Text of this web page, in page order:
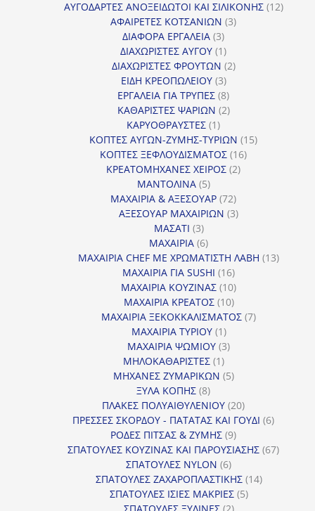
προϊόντα
ΑΥΓΟΔΑΡΤΕΣ ΑΝΟΞΕΙΔΩΤΟΙ ΚΑΙ ΣΙΛΙΚΟΝΗΣ 1212
ΑΦΑΙΡΕΤΕΣ ΚΟΤΣΑΝΙΩΝ 33
ΔΙΑΦΟΡΑ ΕΡΓΑΛΕΙΑ 33
προϊόντα
ΔΙΑΧΩΡΙΣΤΕΣ ΑΥΓΟΥ 11
προϊόν
ΔΙΑΧΩΡΙΣΤΕΣ ΦΡΟΥΤΩΝ 22
ΕΙΔΗ ΚΡΕΟΠΩΛΕΙΟΥ 33
προϊόντα
ΕΡΓΑΛΕΙΑ ΓΙΑ ΤΡΥΠΕΣ 88
προϊόντα
ΚΑΘΑΡΙΣΤΕΣ ΨΑΡΙΩΝ 22
ΚΑΡΥΟΘΡΑΥΣΤΕΣ 11
προϊόν
ΚΟΠΤΕΣ ΑΥΓΩΝ-ΖΥΜΗΣ-ΤΥΡΙΩΝ 1515
ΚΟΠΤΕΣ ΞΕΦΛΟΥΔΙΣΜΑΤΟΣ 1616
ΚΡΕΑΤΟΜΗΧΑΝΕΣ ΧΕΙΡΟΣ 22
ΜΑΝΤΟΛΙΝΑ 55
προϊόντα
ΜΑΧΑΙΡΙΑ & ΑΞΕΣΟΥΑΡ 7272
προϊόντα
ΑΞΕΣΟΥΑΡ ΜΑΧΑΙΡΙΩΝ 33
ΜΑΣΑΤΙ 33
προϊόντα
ΜΑΧΑΙΡΙΑ 66
προϊόντα
ΜΑΧΑΙΡΙΑ CHEF ΜΕ ΧΡΩΜΑΤΙΣΤΗ ΛΑΒΗ 1313
ΜΑΧΑΙΡΙΑ ΓΙΑ SUSHI 1616
προϊόντα
ΜΑΧΑΙΡΙΑ ΚΟΥΖΙΝΑΣ 1010
προϊόντα
ΜΑΧΑΙΡΙΑ ΚΡΕΑΤΟΣ 1010
προϊόντα
ΜΑΧΑΙΡΙΑ ΞΕΚΟΚΚΑΛΙΣΜΑΤΟΣ 77
ΜΑΧΑΙΡΙΑ ΤΥΡΙΟΥ 11
προϊόν
ΜΑΧΑΙΡΙΑ ΨΩΜΙΟΥ 33
ΜΗΛΟΚΑΘΑΡΙΣΤΕΣ 11
προϊόν
ΜΗΧΑΝΕΣ ΖΥΜΑΡΙΚΩΝ 55
ΞΥΛΑ ΚΟΠΗΣ 88
προϊόντα
ΠΛΑΚΕΣ ΠΟΛΥΑΙΘΥΛΕΝΙΟΥ 2020
προϊόντα
ΠΡΕΣΣΕΣ ΣΚΟΡΔΟΥ - ΠΑΤΑΤΑΣ ΚΑΙ ΓΟΥΔΙ 66
ΡΟΔΕΣ ΠΙΤΣΑΣ & ΖΥΜΗΣ 99
προϊόντα
ΣΠΑΤΟΥΛΕΣ ΚΟΥΖΙΝΑΣ ΚΑΙ ΠΑΡΟΥΣΙΑΣΗΣ 6767
ΣΠΑΤΟΥΛΕΣ NYLON 66
προϊόντα
ΣΠΑΤΟΥΛΕΣ ΖΑΧΑΡΟΠΛΑΣΤΙΚΗΣ 1414
ΣΠΑΤΟΥΛΕΣ ΙΣΙΕΣ ΜΑΚΡΙΕΣ 55
ΣΠΑΤΟΥΛΕΣ ΞΥΛΙΝΕΣ 22